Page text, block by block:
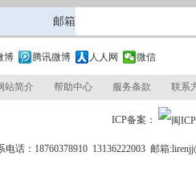
邮箱
博 腾讯微博 人人网 微信
站简介 帮助中心 服务条款 联系
ICP备案：
电话：18760378910 13136222003 邮箱